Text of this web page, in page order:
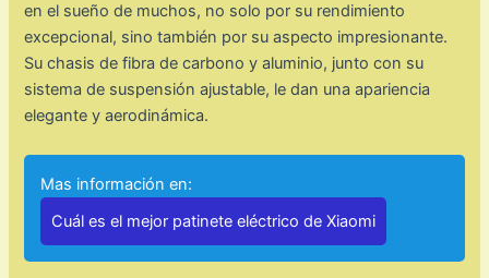
en el sueño de muchos, no solo por su rendimiento
excepcional, sino también por su aspecto impresionante.
Su chasis de fibra de carbono y aluminio, junto con su
sistema de suspensión ajustable, le dan una apariencia
elegante y aerodinámica.
Mas información en:
Cuál es el mejor patinete eléctrico de Xiaomi